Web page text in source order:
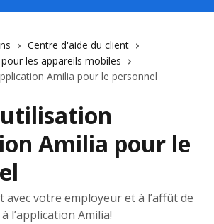
Centre d'aide du client
les appareils mobiles
Amilia pour le personnel
Amilia pour le
avec votre employeur et à l’affût de
l’application Amilia!